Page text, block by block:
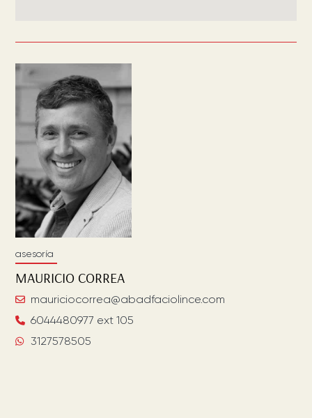
asesoría
MAURICIO CORREA
mauriciocorrea@abadfaciolince.com
6044480977 ext 105
3127578505